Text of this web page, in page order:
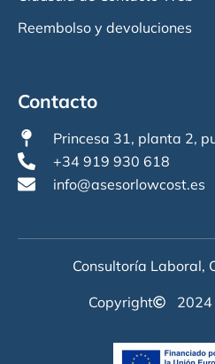
Reembolso y devoluciones
Contacto
Princesa 31, planta 2,
+34 919 930 618
info@asesorlowcost.es
Consultoría Laboral,
Copyright 2024